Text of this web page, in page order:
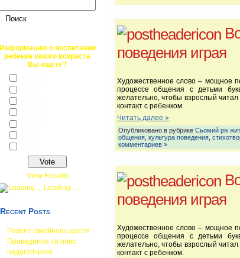
Информацию о воспитании
ребенка какого возраста
Вы ищете?
View Results
Loading ...
Recent Posts
Рецепт сімейного щастя
Проведення та опис
педагогічного
поведения играя
Художественное слово – мощное
процессе общения с детьми
желательно, чтобы взрослый
контакт с ребенком.
Читать далее »
Опубликовано в рубрике Сьомий рік
общения культура поведения
комментариев »
поведения играя
Художественное слово – мощное
процессе общения с детьми
желательно, чтобы взрослый
контакт с ребенком.